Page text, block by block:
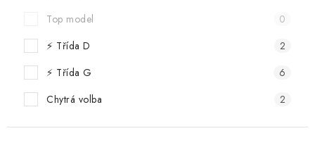
Top model
0
⚡ Třída D
2
⚡ Třída G
6
Chytrá volba
2